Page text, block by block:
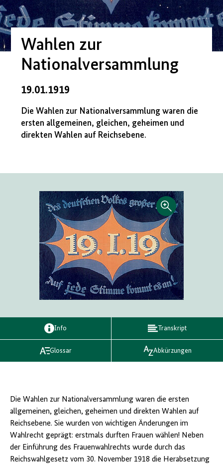
Wahlen zur
Nationalversammlung
19.01.1919
Die Wahlen zur Nationalversammlung waren die
ersten allgemeinen, gleichen, geheimen und
direkten Wahlen auf Reichsebene.
Info Transkript
Glossar Abkürzungen
Die Wahlen zur Nationalversammlung waren die ersten
allgemeinen, gleichen, geheimen und direkten Wahlen auf
Reichsebene. Sie wurden von wichtigen Änderungen im
Wahlrecht geprägt: erstmals durften Frauen wählen! Neben
der Einführung des Frauenwahlrechts wurde durch das
Reichswahlgesetz vom 30. November 1918 die Herabsetzung